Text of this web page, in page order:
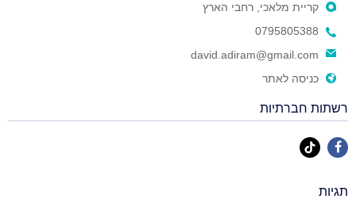
קריית מלאכי, רחבי הארץ
0795805388
david.adiram@gmail.com
כניסה לאתר
רשתות חברתיות
תגיות